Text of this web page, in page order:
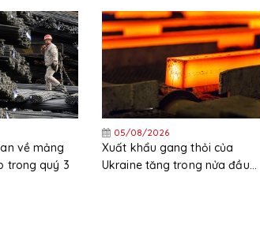
về mảng
trong quý 3
05/08/2026
Xuất khẩu gang thỏi của
Ukraine tăng trong nửa đầu